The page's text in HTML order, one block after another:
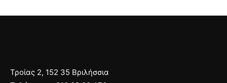
Τροίας 2, 152 35 Βριλήσσια